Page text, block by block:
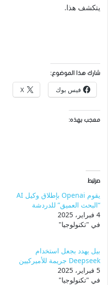
يتكشف هذا.
شارك هذا الموضوع:
فيس بوك X
معجب بهذه:
مرتبط
يقوم Openai بإطلاق وكيل AI
“البحث العميق” للدردشة
4 فبراير، 2025
في "تكنولوجيا"
بيل يهدد بجعل استخدام
Deepseek جريمة للأميركيين
5 فبراير، 2025
في "تكنولوجيا"